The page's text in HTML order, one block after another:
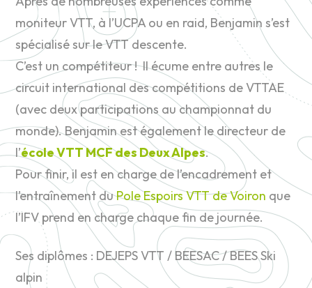
moniteur VTT, à l’UCPA ou en raid, Benjamin s’est
spécialisé sur le VTT descente.
C’est un compétiteur ! Il écume entre autres le
circuit international des compétitions de VTTAE
(avec deux participations au championnat du
monde). Benjamin est également le directeur de
l’école VTT MCF des Deux Alpes.
Pour finir, il est en charge de l’encadrement et
l’entraînement duPole Espoirs VTT de Voiron que
l’IFV prend en charge chaque fin de journée.
Ses diplômes : DEJEPS VTT / BEESAC / BEES Ski
alpin